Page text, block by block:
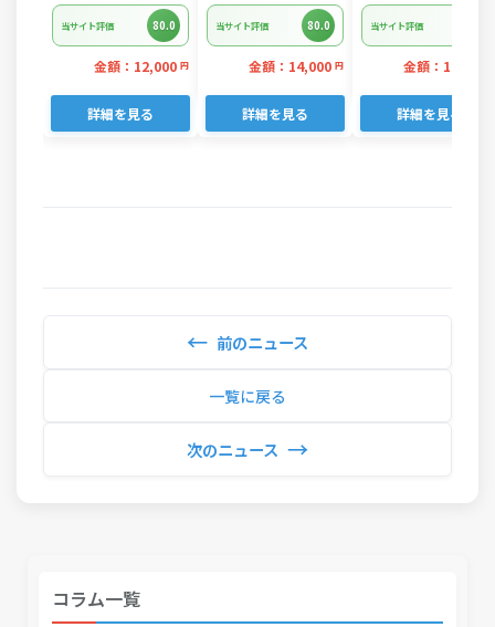
ス 3kg 22個入り
当サイト評価 80.0
金額：12,000 円
詳細を見る
ロール 日用品 人気
当サイト評価 80.0
金額：14,000 円
詳細を見る
ぎとろ(a10-
875202606)
当サイト評価
金額：11,000
詳細を見る
← 前のニュース
一覧に戻る
次のニュース →
コラム一覧